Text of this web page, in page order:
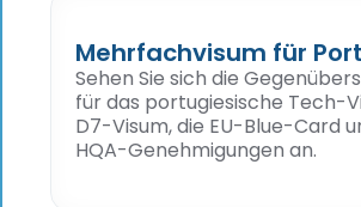
Mehrfachvisum für
Sehen Sie sich die
für das portugiesische Tech-
D7-Visum, die EU-Blue-Card
HQA-Genehmigungen an.